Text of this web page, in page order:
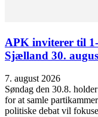
APK inviterer til
Sjælland 30.
7. august 2026
Søndag den 30.8.
for at samle
politiske debat vil